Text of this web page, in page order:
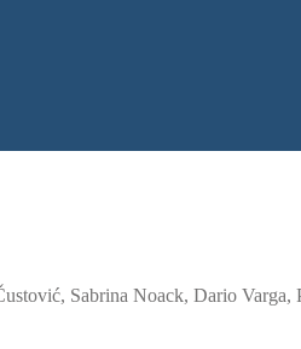
Sabrina Noack, Dario Varga,